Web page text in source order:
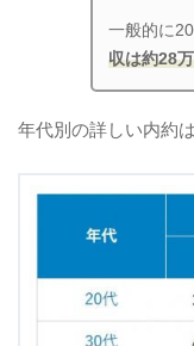
一般的に
収は約28
年代別の詳しい内約